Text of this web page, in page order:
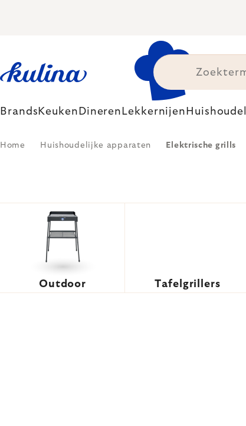
Brands Keuken Dineren Lekkernijen
Home Huishoudelijke apparaten Elektrische grills
Outdoor Tafelgrillers